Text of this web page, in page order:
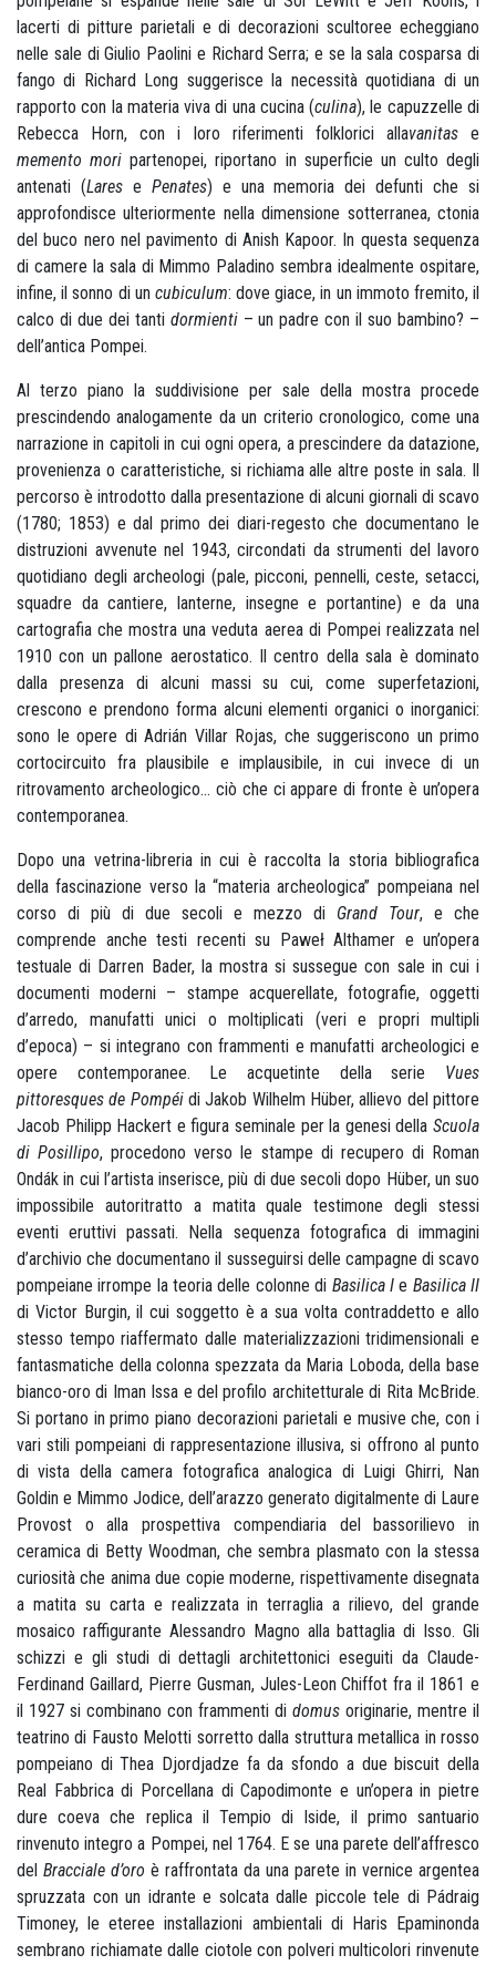
lacerti di pitture parietali e di decorazioni scultoree echeggiano
nelle sale di Giulio Paolini e Richard Serra; e se la sala cosparsa di
fango di Richard Long suggerisce la necessità quotidiana di un
rapporto con la materia viva di una cucina (culina), le capuzzelle di
Rebecca Horn, con i loro riferimenti folklorici allavanitas e
memento moripartenopei, riportano in superficie un culto degli
antenati (Lares e Penates) e una memoria dei defunti che si
approfondisce ulteriormente nella dimensione sotterranea, ctonia
del buco nero nel pavimento di Anish Kapoor. In questa sequenza
di camere la sala di Mimmo Paladino sembra idealmente ospitare,
infine, il sonno di un cubiculum: dove giace, in un immoto fremito, il
calco di due dei tanti dormienti – un padre con il suo bambino? –
dell’antica Pompei.
Al terzo piano la suddivisione per sale della mostra procede
prescindendo analogamente da un criterio cronologico, come una
narrazione in capitoli in cui ogni opera, a prescindere da datazione,
provenienza o caratteristiche, si richiama alle altre poste in sala. Il
percorso è introdotto dalla presentazione di alcuni giornali di scavo
(1780; 1853) e dal primo dei diari-regesto che documentano le
distruzioni avvenute nel 1943, circondati da strumenti del lavoro
quotidiano degli archeologi (pale, picconi, pennelli, ceste, setacci,
squadre da cantiere, lanterne, insegne e portantine) e da una
cartografia che mostra una veduta aerea di Pompei realizzata nel
1910 con un pallone aerostatico. Il centro della sala è dominato
dalla presenza di alcuni massi su cui, come superfetazioni,
crescono e prendono forma alcuni elementi organici o inorganici:
sono le opere di Adrián Villar Rojas, che suggeriscono un primo
cortocircuito fra plausibile e implausibile, in cui invece di un
ritrovamento archeologico... ciò che ci appare di fronte è un’opera
contemporanea.
Dopo una vetrina-libreria in cui è raccolta la storia bibliografica
della fascinazione verso la “materia archeologica” pompeiana nel
corso di più di due secoli e mezzo di Grand Tour, e che
comprende anche testi recenti su Paweł Althamer e un’opera
testuale di Darren Bader, la mostra si sussegue con sale in cui i
documenti moderni – stampe acquerellate, fotografie, oggetti
d’arredo, manufatti unici o moltiplicati (veri e propri multipli
d’epoca) – si integrano con frammenti e manufatti archeologici e
opere contemporanee. Le acquetinte della serie Vues
pittoresques de Pompéi di Jakob Wilhelm Hüber, allievo del pittore
Jacob Philipp Hackert e figura seminale per la genesi della Scuola
di Posillipo, procedono verso le stampe di recupero di Roman
Ondák in cui l’artista inserisce, più di due secoli dopo Hüber, un suo
impossibile autoritratto a matita quale testimone degli stessi
eventi eruttivi passati. Nella sequenza fotografica di immagini
d’archivio che documentano il susseguirsi delle campagne di scavo
pompeiane irrompe la teoria delle colonne di Basilica Ie Basilica II
di Victor Burgin, il cui soggetto è a sua volta contraddetto e allo
stesso tempo riaffermato dalle materializzazioni tridimensionali e
fantasmatiche della colonna spezzata da Maria Loboda, della base
bianco-oro di Iman Issa e del profilo architetturale di Rita McBride.
Si portano in primo piano decorazioni parietali e musive che, con i
vari stili pompeiani di rappresentazione illusiva, si offrono al punto
di vista della camera fotografica analogica di Luigi Ghirri, Nan
Goldin e Mimmo Jodice, dell’arazzo generato digitalmente di Laure
Provost o alla prospettiva compendiaria del bassorilievo in
ceramica di Betty Woodman, che sembra plasmato con la stessa
curiosità che anima due copie moderne, rispettivamente disegnata
a matita su carta e realizzata in terraglia a rilievo, del grande
mosaico raffigurante Alessandro Magno alla battaglia di Isso. Gli
schizzi e gli studi di dettagli architettonici eseguiti da Claude-
Ferdinand Gaillard, Pierre Gusman, Jules-Leon Chiffot fra il 1861 e
il 1927 si combinano con frammenti di domus originarie, mentre il
teatrino di Fausto Melotti sorretto dalla struttura metallica in rosso
pompeiano di Thea Djordjadze fa da sfondo a due biscuit della
Real Fabbrica di Porcellana di Capodimonte e un’opera in pietre
dure coeva che replica il Tempio di Iside, il primo santuario
rinvenuto integro a Pompei, nel 1764. E se una parete dell’affresco
del Bracciale d’oro è raffrontata da una parete in vernice argentea
spruzzata con un idrante e solcata dalle piccole tele di Pádraig
Timoney, le eteree installazioni ambientali di Haris Epaminonda
sembrano richiamate dalle ciotole con polveri multicolori rinvenute